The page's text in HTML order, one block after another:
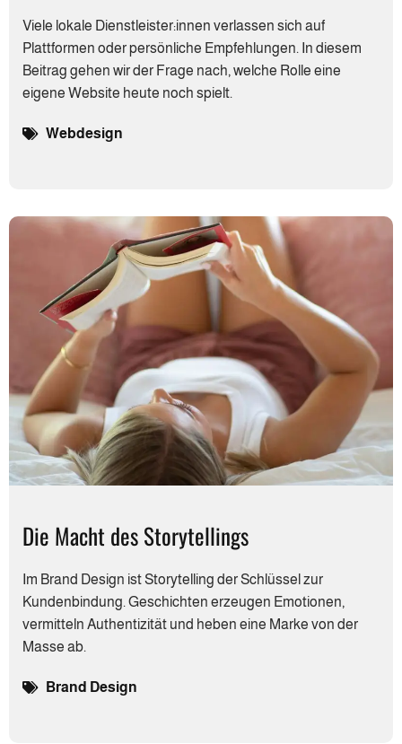
Viele lokale Dienstleister:innen verlassen sich auf
Plattformen oder persönliche Empfehlungen. In diesem
Beitrag gehen wir der Frage nach, welche Rolle eine
eigene Website heute noch spielt.
Webdesign
Die Macht des Storytellings
Im Brand Design ist Storytelling der Schlüssel zur
Kundenbindung. Geschichten erzeugen Emotionen,
vermitteln Authentizität und heben eine Marke von der
Masse ab.
Brand Design